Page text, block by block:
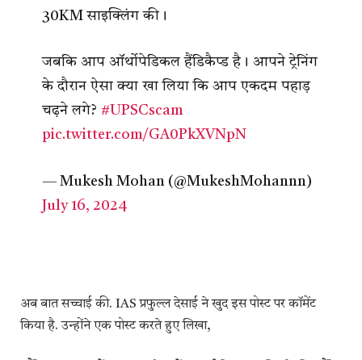
30KM साइक्लिंग की।
जबकि आप ऑर्थोपेडिकल हैंडिकैप्ड है। आपने ट्रेनिंग
के दौरान ऐसा क्या खा लिया कि आप एकदम पहाड़
चढ़ने लगे? #UPSCscam
pic.twitter.com/GA0PkXVNpN
— Mukesh Mohan (@MukeshMohannn)
July 16, 2024
अब बात सच्चाई की. IAS प्रफुल्ल देसाई ने खुद इस पोस्ट पर कॉमेंट
किया है. उन्होंने एक पोस्ट करते हुए लिखा,